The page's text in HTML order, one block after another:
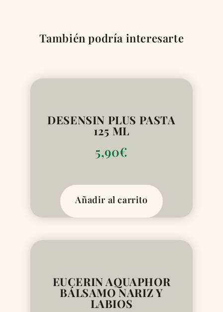
También podría interesarte
DESENSIN PLUS PASTA
125 ML
5,90€
Añadir al carrito
EUCERIN AQUAPHOR
BÁLSAMO NARIZ Y
LABIOS